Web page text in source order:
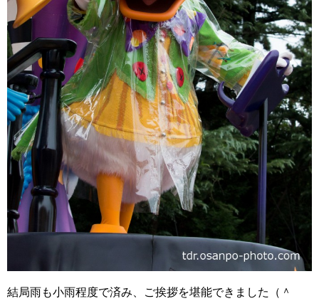
結局雨も小雨程度で済み、ご挨拶を堪能できました（＾